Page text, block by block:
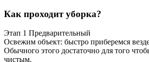
Как проходит уборка?
Этап 1 Предварительный
Освежим объект: быстро приберемся
Обычного этого достаточно для того
чистым.